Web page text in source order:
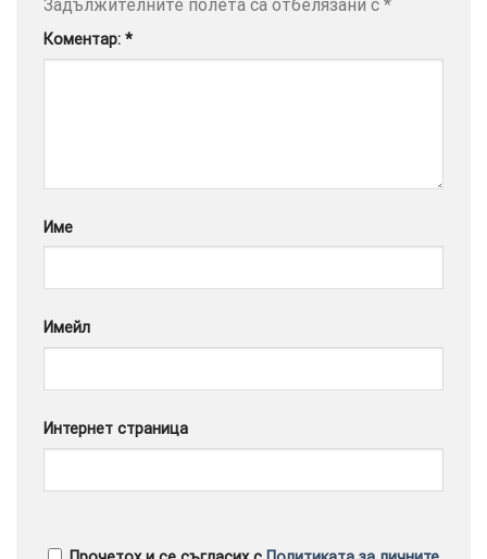
Задължителните полета са отбелязани с *
Коментар: *
Име
Имейл
Интернет страница